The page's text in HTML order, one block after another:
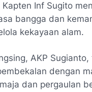
Inf Sugito
bangga dan
kekayaan alam.
AKP
dengan
dan pergaulan